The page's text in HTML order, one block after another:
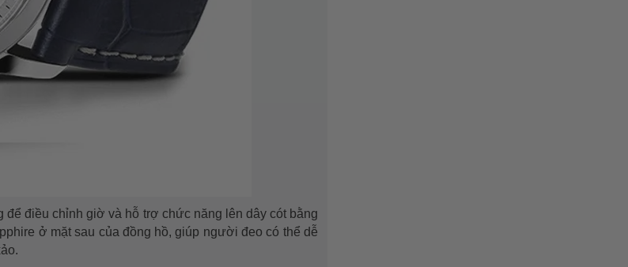
để điều chỉnh giờ và hỗ trợ chức năng lên dây cót bằng
ở mặt sau của đồng hồ, giúp người đeo có thể dễ